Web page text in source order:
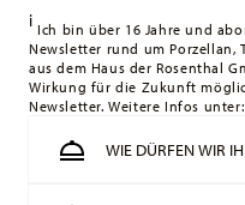
Lieferung erfolgt
Schweiz:Lieferungen in
versandkostenfrei. Unter
liegen die Versandkosten
Tracking:
Sie erhalten
Ihr Paket auf die Reise
i Ich bin über 16 Jahre und
Newsletter rund um Porzellan,
aus dem Haus der Rosenthal
Wirkung für die Zukunft
Newsletter. Weitere Infos unter:
WIE DÜRFEN WIR